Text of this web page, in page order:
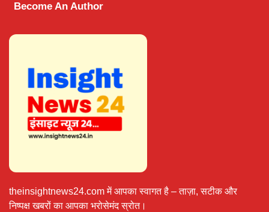
Become An Author
theinsightnews24.com में आपका स्वागत है – ताज़ा, सटीक और
निष्पक्ष खबरों का आपका भरोसेमंद स्रोत।